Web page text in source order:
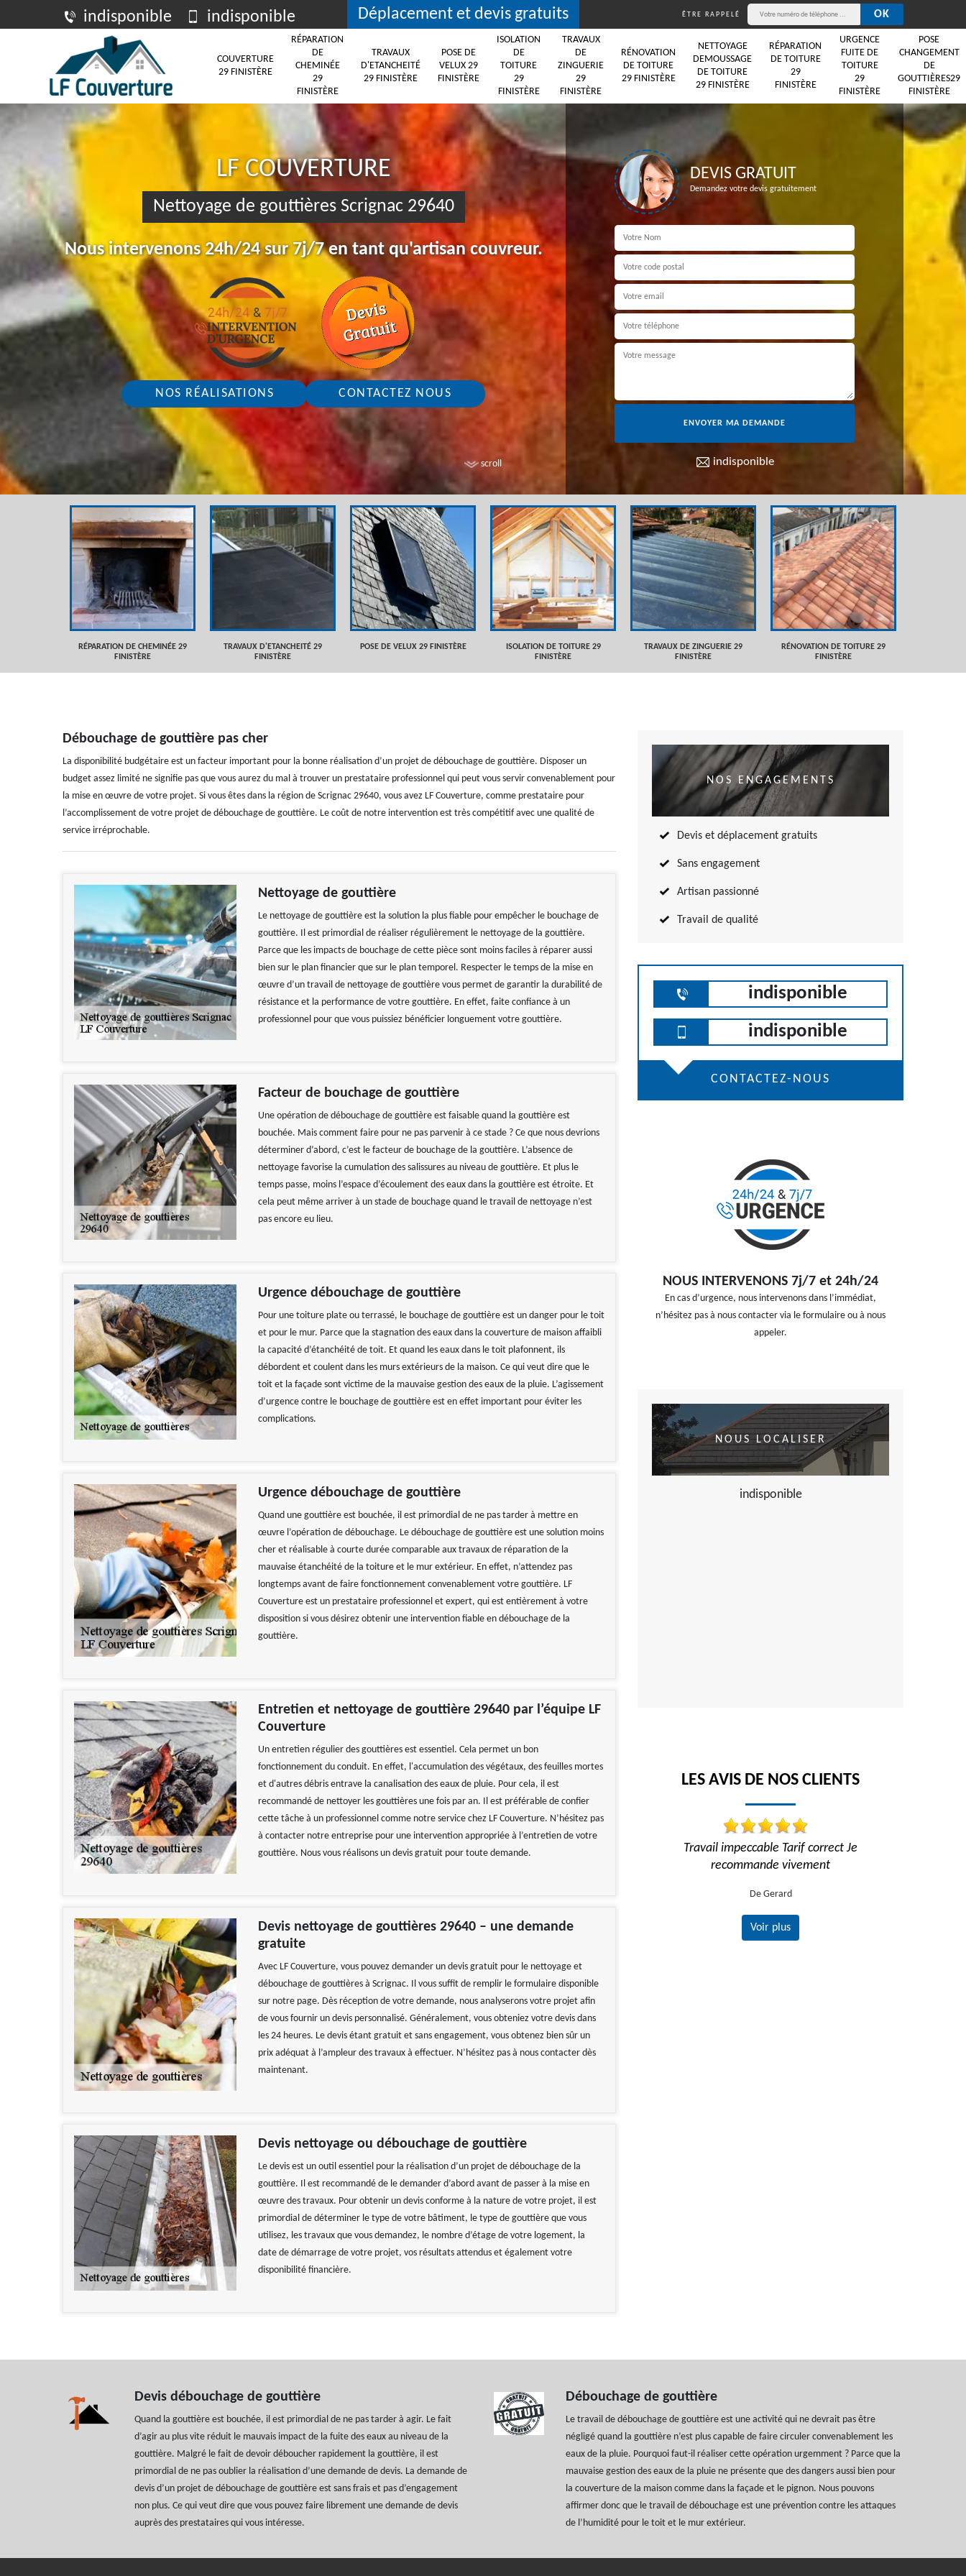
indisponible indisponible Déplacement et devis gratuits ÊTRE RAPPELÉ
COUVERTURE
29 FINISTÈRE
RÉPARATION
DE
CHEMINÉE
29
FINISTÈRE
TRAVAUX
D'ETANCHEITÉ
29 FINISTÈRE
POSE DE
VELUX 29
FINISTÈRE
ISOLATION
DE
TOITURE
29
FINISTÈRE
TRAVAUX
DE
ZINGUERIE
29
FINISTÈRE
RÉNOVATION
DE TOITURE
29 FINISTÈRE
NETTOYAGE
DEMOUSSAGE
DE TOITURE
29 FINISTÈRE
RÉPARATION
DE TOITURE
29
FINISTÈRE
URGENCE
FUITE DE
TOITURE
29
FINISTÈRE
POSE
CHANGEMENT
DE
GOUTTIÈRES29
FINISTÈRE
scroll
LF COUVERTURE
Nettoyage de gouttières Scrignac 29640
Nous intervenons 24h/24 sur 7j/7 en tant qu'artisan couvreur.
NOS RÉALISATIONS CONTACTEZ NOUS
DEVIS GRATUIT
Demandez votre devis gratuitement
indisponible
RÉPARATION DE CHEMINÉE 29
FINISTÈRE
TRAVAUX D'ETANCHEITÉ 29
FINISTÈRE
POSE DE VELUX 29 FINISTÈRE
ISOLATION DE TOITURE 29
FINISTÈRE
TRAVAUX DE ZINGUERIE 29
FINISTÈRE
RÉNOVATION DE TOITURE 29
FINISTÈRE
Débouchage de gouttière pas cher
La disponibilité budgétaire est un facteur important pour la bonne réalisation d’un projet de débouchage de gouttière. Disposer un
budget assez limité ne signifie pas que vous aurez du mal à trouver un prestataire professionnel qui peut vous servir convenablement pour
la mise en œuvre de votre projet. Si vous êtes dans la région de Scrignac 29640, vous avez LF Couverture, comme prestataire pour
l’accomplissement de votre projet de débouchage de gouttière. Le coût de notre intervention est très compétitif avec une qualité de
service irréprochable.
Nettoyage de gouttière
Le nettoyage de gouttière est la solution la plus fiable pour empêcher le bouchage de
gouttière. Il est primordial de réaliser régulièrement le nettoyage de la gouttière.
Parce que les impacts de bouchage de cette pièce sont moins faciles à réparer aussi
bien sur le plan financier que sur le plan temporel. Respecter le temps de la mise en
œuvre d’un travail de nettoyage de gouttière vous permet de garantir la durabilité de
résistance et la performance de votre gouttière. En effet, faite confiance à un
professionnel pour que vous puissiez bénéficier longuement votre gouttière.
Facteur de bouchage de gouttière
Une opération de débouchage de gouttière est faisable quand la gouttière est
bouchée. Mais comment faire pour ne pas parvenir à ce stade ? Ce que nous devrions
déterminer d’abord, c’est le facteur de bouchage de la gouttière. L’absence de
nettoyage favorise la cumulation des salissures au niveau de gouttière. Et plus le
temps passe, moins l’espace d’écoulement des eaux dans la gouttière est étroite. Et
cela peut même arriver à un stade de bouchage quand le travail de nettoyage n’est
pas encore eu lieu.
Urgence débouchage de gouttière
Pour une toiture plate ou terrassé, le bouchage de gouttière est un danger pour le toit
et pour le mur. Parce que la stagnation des eaux dans la couverture de maison affaibli
la capacité d’étanchéité de toit. Et quand les eaux dans le toit plafonnent, ils
débordent et coulent dans les murs extérieurs de la maison. Ce qui veut dire que le
toit et la façade sont victime de la mauvaise gestion des eaux de la pluie. L’agissement
d’urgence contre le bouchage de gouttière est en effet important pour éviter les
complications.
Urgence débouchage de gouttière
Quand une gouttière est bouchée, il est primordial de ne pas tarder à mettre en
œuvre l’opération de débouchage. Le débouchage de gouttière est une solution moins
cher et réalisable à courte durée comparable aux travaux de réparation de la
mauvaise étanchéité de la toiture et le mur extérieur. En effet, n’attendez pas
longtemps avant de faire fonctionnement convenablement votre gouttière. LF
Couverture est un prestataire professionnel et expert, qui est entièrement à votre
disposition si vous désirez obtenir une intervention fiable en débouchage de la
gouttière.
Entretien et nettoyage de gouttière 29640 par l’équipe LF
Couverture
Un entretien régulier des gouttières est essentiel. Cela permet un bon
fonctionnement du conduit. En effet, l'accumulation des végétaux, des feuilles mortes
et d'autres débris entrave la canalisation des eaux de pluie. Pour cela, il est
recommandé de nettoyer les gouttières une fois par an. Il est préférable de confier
cette tâche à un professionnel comme notre service chez LF Couverture. N’hésitez pas
à contacter notre entreprise pour une intervention appropriée à l’entretien de votre
gouttière. Nous vous réalisons un devis gratuit pour toute demande.
Devis nettoyage de gouttières 29640 – une demande
gratuite
Avec LF Couverture, vous pouvez demander un devis gratuit pour le nettoyage et
débouchage de gouttières à Scrignac. Il vous suffit de remplir le formulaire disponible
sur notre page. Dès réception de votre demande, nous analyserons votre projet afin
de vous fournir un devis personnalisé. Généralement, vous obteniez votre devis dans
les 24 heures. Le devis étant gratuit et sans engagement, vous obtenez bien sûr un
prix adéquat à l’ampleur des travaux à effectuer. N’hésitez pas à nous contacter dès
maintenant.
Devis nettoyage ou débouchage de gouttière
Le devis est un outil essentiel pour la réalisation d’un projet de débouchage de la
gouttière. Il est recommandé de le demander d’abord avant de passer à la mise en
œuvre des travaux. Pour obtenir un devis conforme à la nature de votre projet, il est
primordial de déterminer le type de votre bâtiment, le type de gouttière que vous
utilisez, les travaux que vous demandez, le nombre d’étage de votre logement, la
date de démarrage de votre projet, vos résultats attendus et également votre
disponibilité financière.
NOS ENGAGEMENTS
Devis et déplacement gratuits
Sans engagement
Artisan passionné
Travail de qualité
indisponible
indisponible
CONTACTEZ-NOUS
NOUS INTERVENONS 7j/7 et 24h/24
En cas d’urgence, nous intervenons dans l’immédiat,
n’hésitez pas à nous contacter via le formulaire ou à nous
appeler.
NOUS LOCALISER
indisponible
LES AVIS DE NOS CLIENTS
Travail impeccable Réactif et efficace, je recommande !!
Travail impeccable Tarif correct Je
recommande vivement
De Gerard
Voir plus
Devis débouchage de gouttière
Quand la gouttière est bouchée, il est primordial de ne pas tarder à agir. Le fait
d’agir au plus vite réduit le mauvais impact de la fuite des eaux au niveau de la
gouttière. Malgré le fait de devoir déboucher rapidement la gouttière, il est
primordial de ne pas oublier la réalisation d’une demande de devis. La demande de
devis d’un projet de débouchage de gouttière est sans frais et pas d’engagement
non plus. Ce qui veut dire que vous pouvez faire librement une demande de devis
auprès des prestataires qui vous intéresse.
Débouchage de gouttière
Le travail de débouchage de gouttière est une activité qui ne devrait pas être
négligé quand la gouttière n’est plus capable de faire circuler convenablement les
eaux de la pluie. Pourquoi faut-il réaliser cette opération urgemment ? Parce que la
mauvaise gestion des eaux de la pluie ne présente que des dangers aussi bien pour
la couverture de la maison comme dans la façade et le pignon. Nous pouvons
affirmer donc que le travail de débouchage est une prévention contre les attaques
de l’humidité pour le toit et le mur extérieur.